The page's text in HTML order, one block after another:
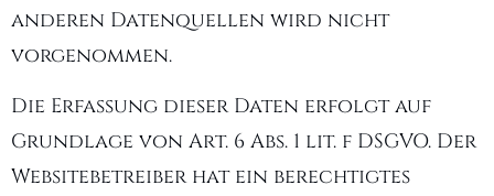
anderen Datenquellen wird nicht
vorgenommen.
Die Erfassung dieser Daten erfolgt auf
Grundlage von Art. 6 Abs. 1 lit. f DSGVO. Der
Websitebetreiber hat ein berechtigtes